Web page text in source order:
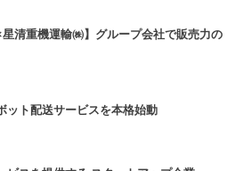
星清重機運輸㈱】グループ会社で販売力の
ット配送サービスを本格始動